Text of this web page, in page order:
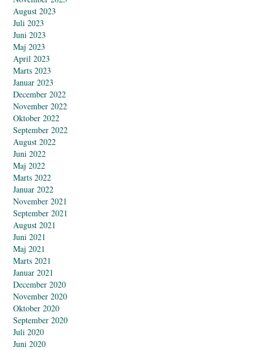
August 2023
Juli 2023
Juni 2023
Maj 2023
April 2023
Marts 2023
Januar 2023
December 2022
November 2022
Oktober 2022
September 2022
August 2022
Juni 2022
Maj 2022
Marts 2022
Januar 2022
November 2021
September 2021
August 2021
Juni 2021
Maj 2021
Marts 2021
Januar 2021
December 2020
November 2020
Oktober 2020
September 2020
Juli 2020
Juni 2020